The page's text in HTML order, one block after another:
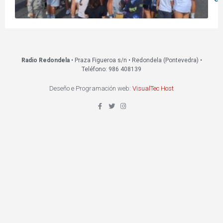
Radio Redondela• Praza Figueroa s/n • Redondela (Pontevedra) •
Teléfono: 986 408139
Deseño e Programación web: VisualTec Host